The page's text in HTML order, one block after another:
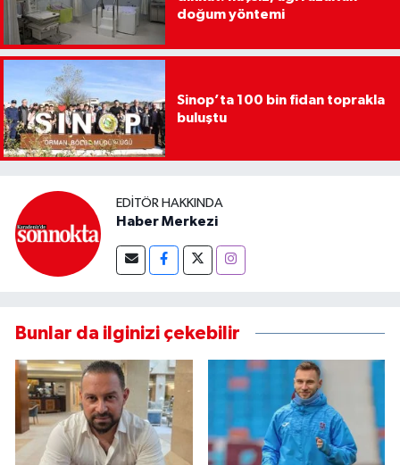
doğum yöntemi
Sinop’ta 100 bin fidan toprakla
buluştu
EDITÖR HAKKINDA
Haber Merkezi
Bunlar da ilginizi çekebilir